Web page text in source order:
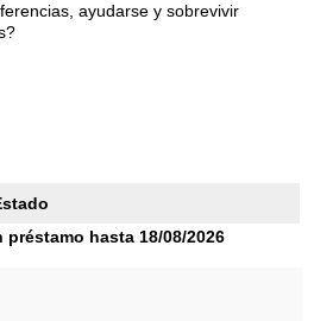
ayudarse y sobrevivir
préstamo hasta 18/08/2026